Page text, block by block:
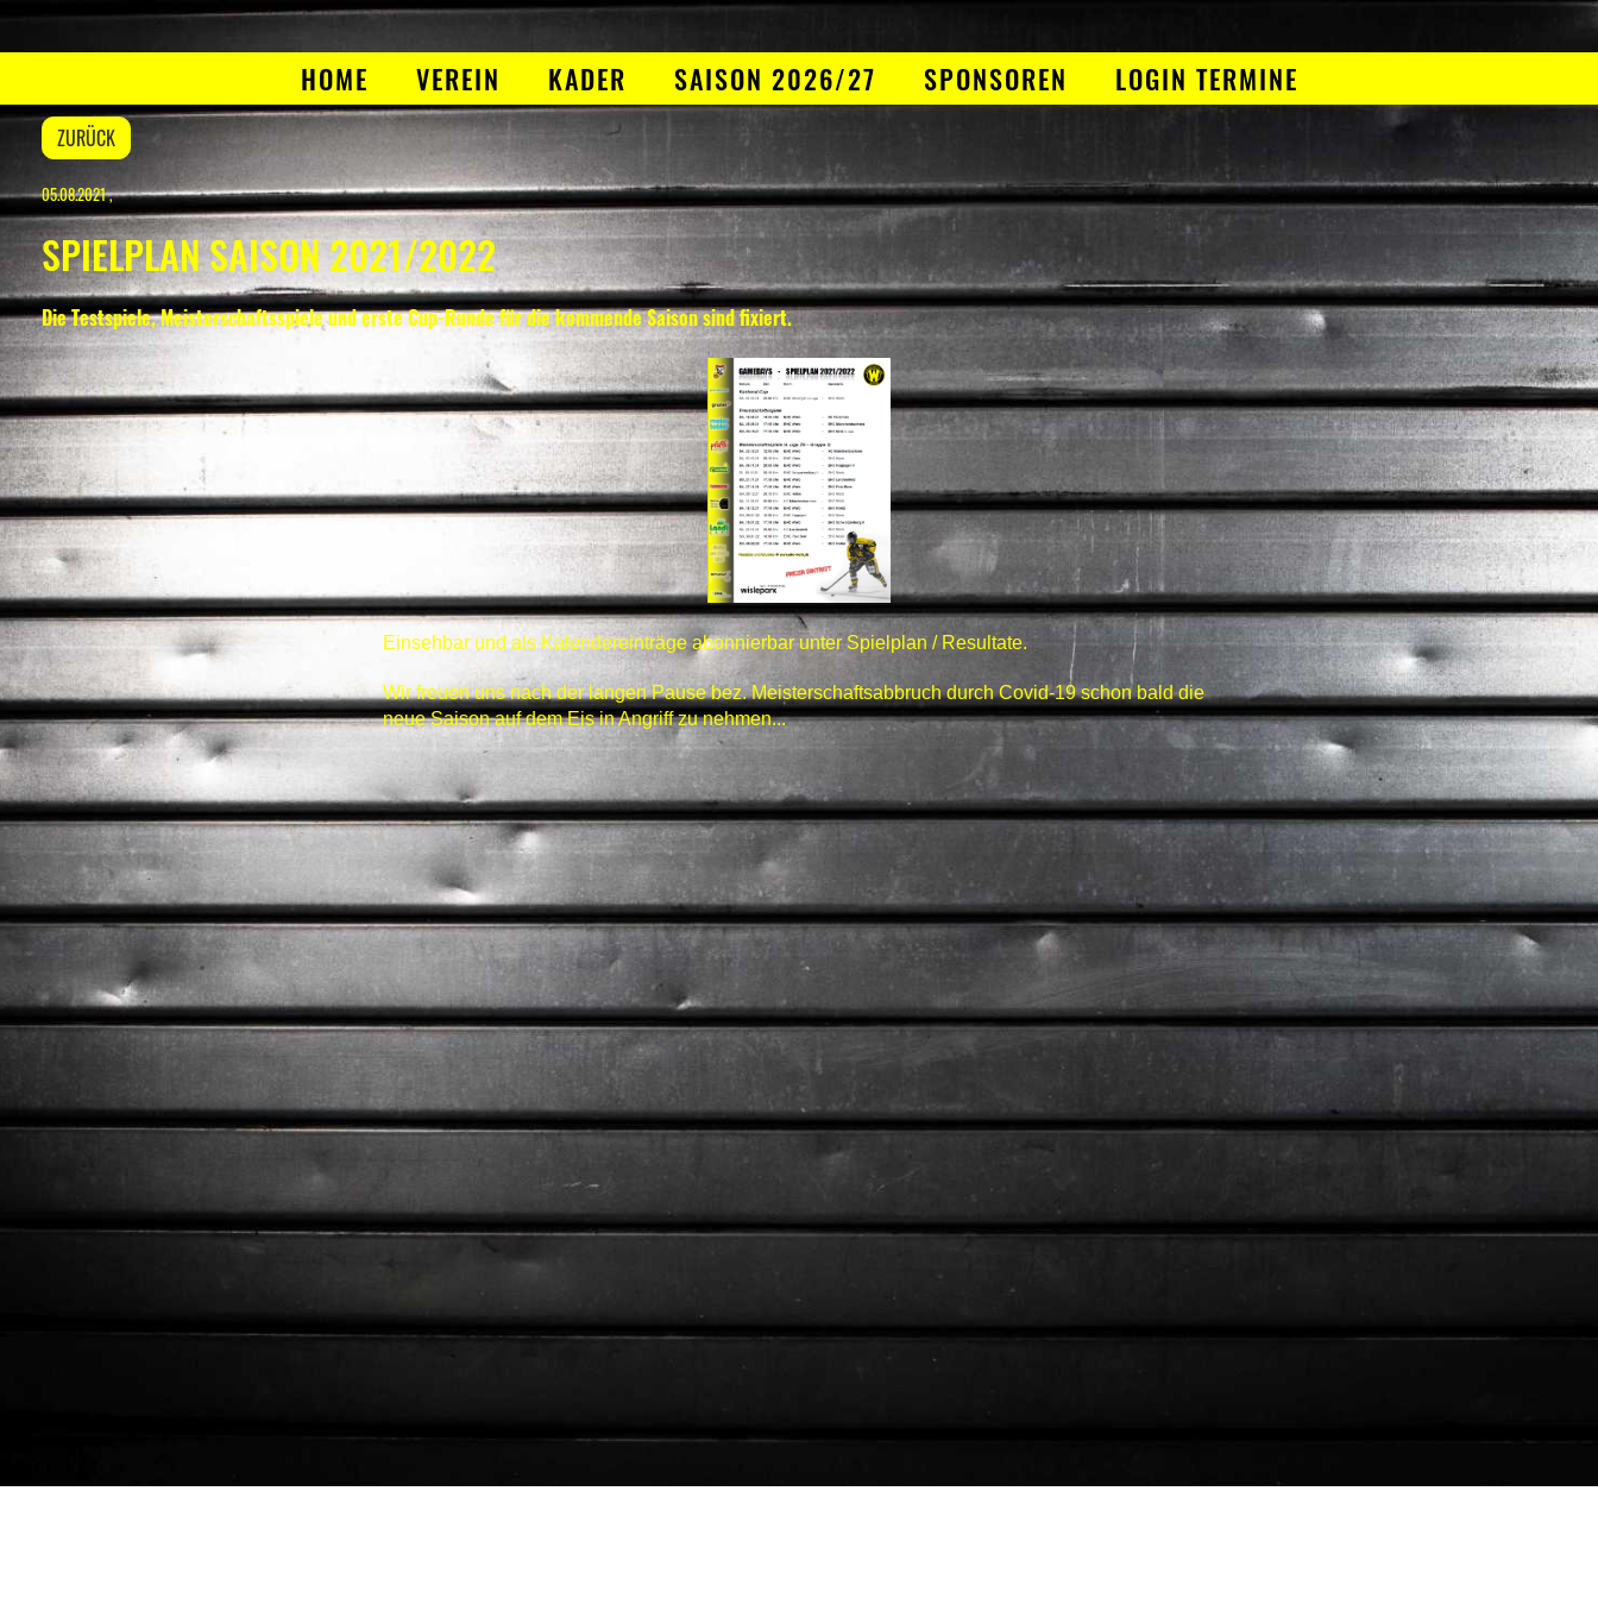
HOME VEREIN KADER SAISON 2026/27 SPONSOREN LOGIN TERMINE
ZURÜCK
05.08.2021,
SPIELPLAN SAISON 2021/2022
Die Testspiele, Meisterschaftsspiele und erste Cup-Runde für die kommende Saison sind fixiert.
Einsehbar und als Kalendereinträge abonnierbar unterSpielplan / Resultate.
Wir freuen uns nach der langen Pause bez. Meisterschaftsabbruch durch Covid-19 schon bald die
neue Saison auf dem Eis in Angriff zu nehmen...